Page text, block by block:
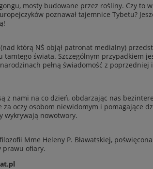
mosty budowane przez rośliny. Czy to
poz­nawał tajem­nice Tybetu?
którą NŚ objął patronat medi­alny)
świata. Szczegól­nym przy­pad­kiem
pełną świado­mość z
z nami na co dzień, obdarza­jąc nas
oczy osobom niewidomym i poma­ga­jące
wykry­wają nowotwory.
Mme Heleny P. Bławatskiej,
prawu ofiary.